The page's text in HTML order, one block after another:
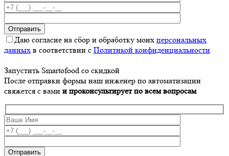
Даю согласие на сбор и обработку моих персональных
данных в соответствии с Политикой конфиденциальности
Запустить Smartofood со скидкой
После отправки формы наш инженер по автоматизации
свяжется с вами и проконсультирует по всем вопросам